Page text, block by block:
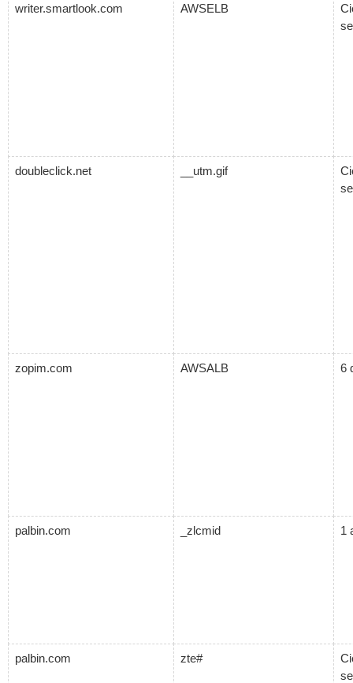
writer.smartlook.com AWSELB
doubleclick.net __utm.gif
zopim.com AWSALB 6
palbin.com _zlcmid 1
palbin.com zte#